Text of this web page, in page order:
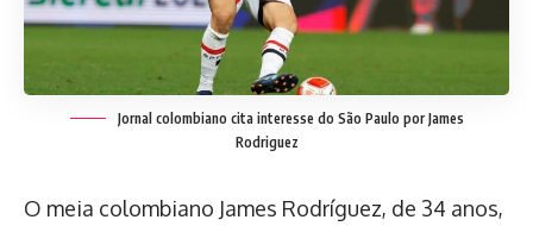
Jornal colombiano cita interesse do São Paulo por James
Rodriguez
O meia colombiano James Rodríguez, de 34 anos,